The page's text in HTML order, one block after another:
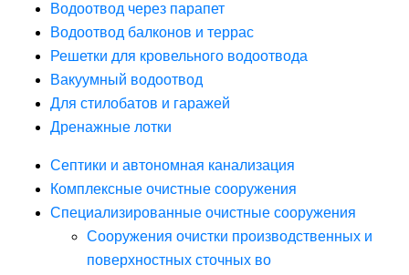
Водоотвод через парапет
Водоотвод балконов и террас
Решетки для кровельного водоотвода
Вакуумный водоотвод
Для стилобатов и гаражей
Дренажные лотки
Септики и автономная канализация
Комплексные очистные сооружения
Специализированные очистные сооружения
Сооружения очистки производственных и
поверхностных сточных во